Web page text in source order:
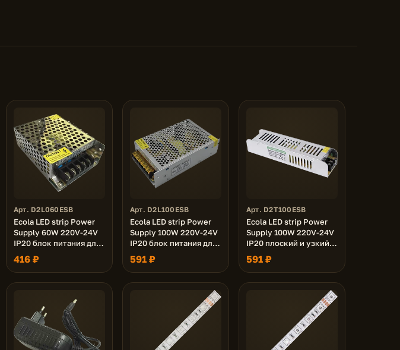
Арт. D2L060ESB
Ecola LED strip Power
Supply 60W 220V-24V
IP20 блок питания для
светодиодной ленты
416 ₽
Арт. D2L100ESB
Ecola LED strip Power
Supply 100W 220V-24V
IP20 блок питания для
светодиодной ленты
591 ₽
Арт. D2T100ESB
Ecola LED strip Power
Supply 100W 220V-24V
IP20 плоский и узкий
блок питания для
светодиодной ленты
591 ₽